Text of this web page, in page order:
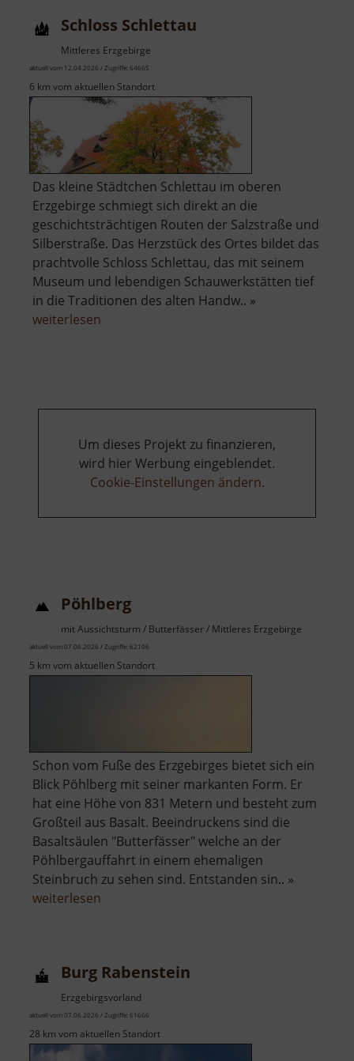
Schloss Schlettau
Mittleres Erzgebirge
aktuell vom 12.04.2026 / Zugriffe: 64665
6 km vom aktuellen Standort
Das kleine Städtchen Schlettau im oberen
Erzgebirge schmiegt sich direkt an die
geschichtsträchtigen Routen der Salzstraße und
Silberstraße. Das Herzstück des Ortes bildet das
prachtvolle Schloss Schlettau, das mit seinem
Museum und lebendigen Schauwerkstätten tief
in die Traditionen des alten Handw.. »
weiterlesen
Um dieses Projekt zu finanzieren,
wird hier Werbung eingeblendet.
Cookie-Einstellungen ändern.
Pöhlberg
mit Aussichtsturm / Butterfässer / Mittleres Erzgebirge
aktuell vom 07.06.2026 / Zugriffe: 62106
5 km vom aktuellen Standort
Schon vom Fuße des Erzgebirges bietet sich ein
Blick Pöhlberg mit seiner markanten Form. Er
hat eine Höhe von 831 Metern und besteht zum
Großteil aus Basalt. Beeindruckens sind die
Basaltsäulen "Butterfässer" welche an der
Pöhlbergauffahrt in einem ehemaligen
Steinbruch zu sehen sind. Entstanden sin.. »
weiterlesen
Burg Rabenstein
Erzgebirgsvorland
aktuell vom 07.06.2026 / Zugriffe: 61666
28 km vom aktuellen Standort